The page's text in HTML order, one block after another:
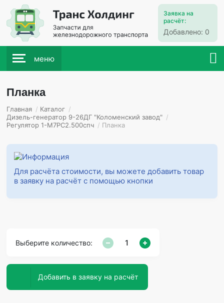
Заявка на
расчёт:
Добавлено: 0
меню
Планка
Главная / Каталог /
Дизель-генератор 9-26ДГ "Коломенский завод" /
Регулятор 1-М7РС2.500спч / Планка
Для расчёта стоимости, вы можете добавить товар
в заявку на расчёт с помощью кнопки
Выберите количество:
Добавить в заявку на расчёт